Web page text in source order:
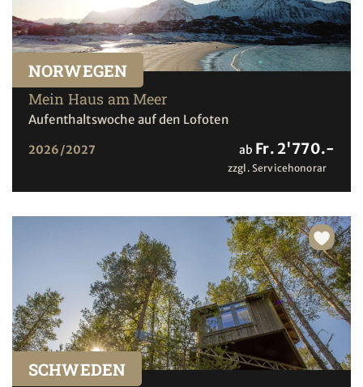
NORWEGEN
Mein Haus am Meer
Aufenthaltswoche auf den Lofoten
2026/2027 ab Fr. 2'770.-
zzgl. Servicehonorar
SCHWEDEN